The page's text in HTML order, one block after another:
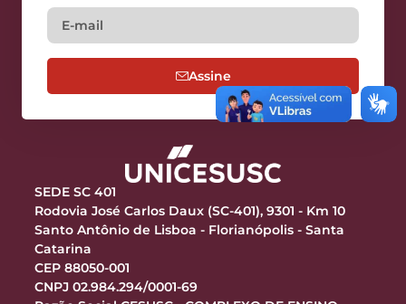
Assine
SEDE SC 401
Rodovia José Carlos Daux (SC-401), 9301 - Km 10
Santo Antônio de Lisboa - Florianópolis - Santa
Catarina
CEP 88050-001
CNPJ 02.984.294/0001-69